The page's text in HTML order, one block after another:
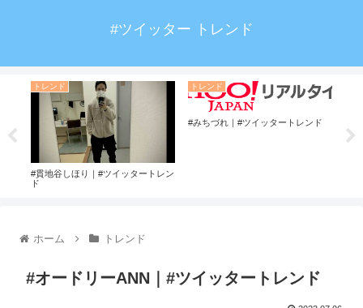
#ツイッター トレンド
トレンド
#貫地谷しほり｜#ツイッタートレン
ド
トレンド
#みちづれ｜#ツイッタートレンド
ホーム トレンド
#オードリーANN｜#ツイッタートレンド